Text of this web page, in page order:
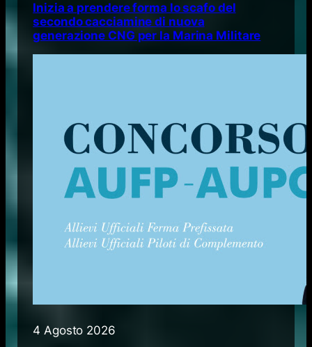
Inizia a prendere forma lo scafo del
secondo cacciamine di nuova
generazione CNG per la Marina Militare
4 Agosto 2026